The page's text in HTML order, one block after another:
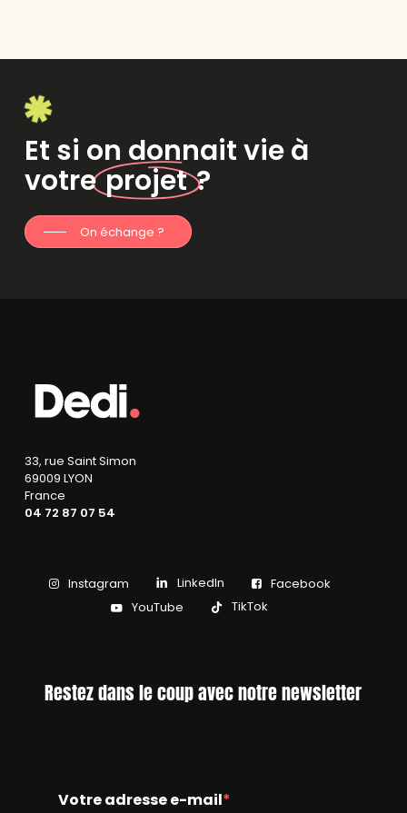
Et si on donnait vie à
votreprojet?
On échange ?
33, rue Saint Simon
69009 LYON
France
04 72 87 07 54
Instagram LinkedIn
Facebook
YouTube
TikTok
Restez dans le coup avec notre newsletter
Votre adresse e-mail